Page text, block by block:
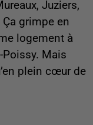
Juziers,
grimpe en
logement à
Poissy. Mais
plein cœur de